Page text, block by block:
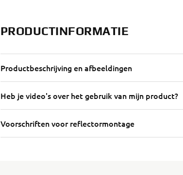
PRODUCTINFORMATIE
Productbeschrijving en afbeeldingen
Heb je video's over het gebruik van mijn product?
Voorschriften voor reflectormontage